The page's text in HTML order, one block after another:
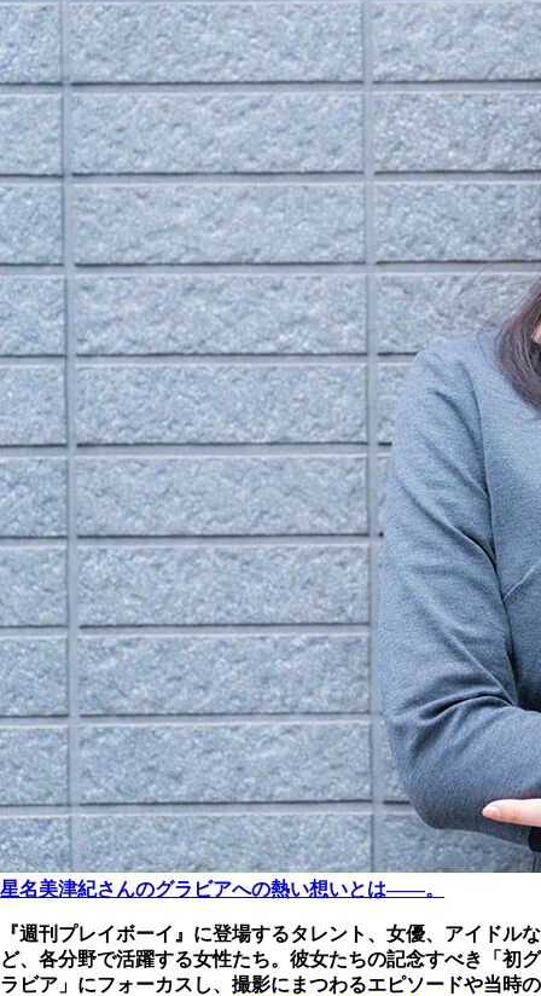
星名美津紀さんのグラビアへの熱い想いとは――。
『週刊プレイボーイ』に登場するタレント、女優、アイドルな
ど、各分野で活躍する女性たち。彼女たちの記念すべき「初グ
ラビア」にフォーカスし、撮影にまつわるエピソードや当時の